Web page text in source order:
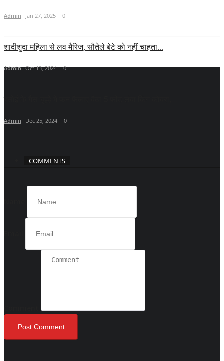
Admin Jan 27, 2025 0
शादीशुदा मह‍िला से लव मैरिज, सौतेले बेटे को नहीं चाहता...
Admin Oct 13, 2024 0
Admin Dec 25, 2024 0
COMMENTS
Post Comment